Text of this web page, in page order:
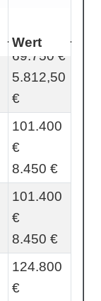
Wert
69.750 €
5.812,50
€
101.400
€
8.450 €
101.400
€
8.450 €
124.800
€